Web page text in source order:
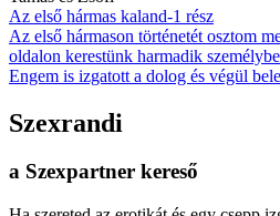
Az első hármas kaland-1 rész
Az első hármason történetét osztom
oldalon kerestünk harmadik
Engem is izgatott a dolog és végül
Szexrandi
a Szexpartner kereső